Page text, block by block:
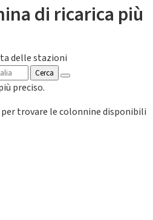
di ricarica più
delle stazioni
Cerca
preciso.
trovare le colonnine disponibili